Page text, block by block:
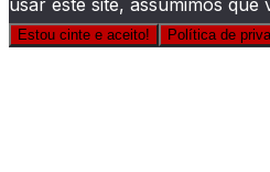
Estou cinte e aceito! Política de